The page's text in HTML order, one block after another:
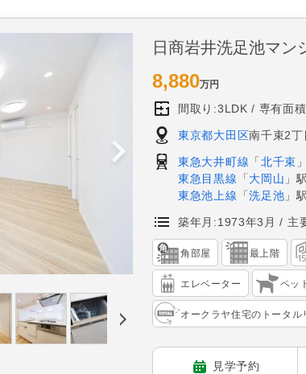
日商岩井洗足池マン
8,880万円
間取り:3LDK 専有面
東京都大田区南千束2
東急大井町線 「 北千束
東急目黒線 「 大岡山 」
東急池上線 「洗足池 」
築年月:1973年3月 主
角部屋 最上階
エレベーター ペッ
オークラヤ住宅のトータル
見学予約